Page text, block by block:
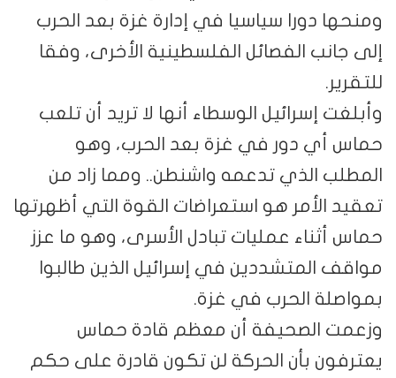
ومنحها دورا سياسيا في إدارة غزة بعد الحرب
إلى جانب الفصائل الفلسطينية الأخرى، وفقا
للتقرير.
وأبلغت إسرائيل الوسطاء أنها لا تريد أن تلعب
حماس أي دور في غزة بعد الحرب، وهو
المطلب الذي تدعمه واشنطن.. ومما زاد من
تعقيد الأمر هو استعراضات القوة التي أظهرتها
حماس أثناء عمليات تبادل الأسرى، وهو ما عزز
مواقف المتشددين في إسرائيل الذين طالبوا
بمواصلة الحرب في غزة.
وزعمت الصحيفة أن معظم قادة حماس
يعترفون بأن الحركة لن تكون قادرة على حكم